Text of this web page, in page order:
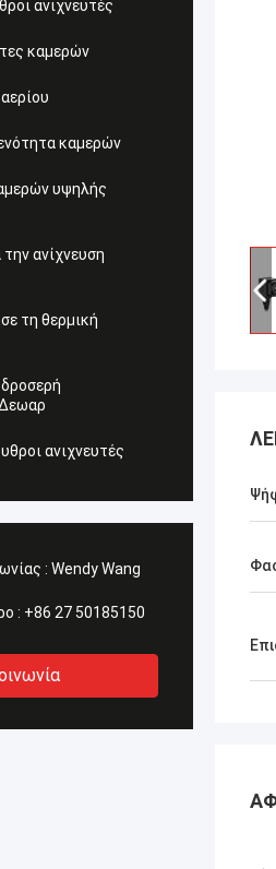
ανιχνευτές
καμερών
καμερών
υψηλής
ανίχνευση
τη θερμική
ανιχνευτές
: Wendy Wang
: +86 27 50185150